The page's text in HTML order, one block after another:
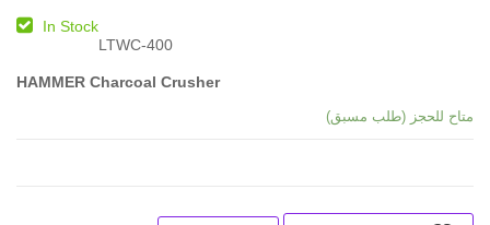
In Stock
LTWC-400
HAMMER Charcoal Crusher
متاح للحجز (طلب مسبق)